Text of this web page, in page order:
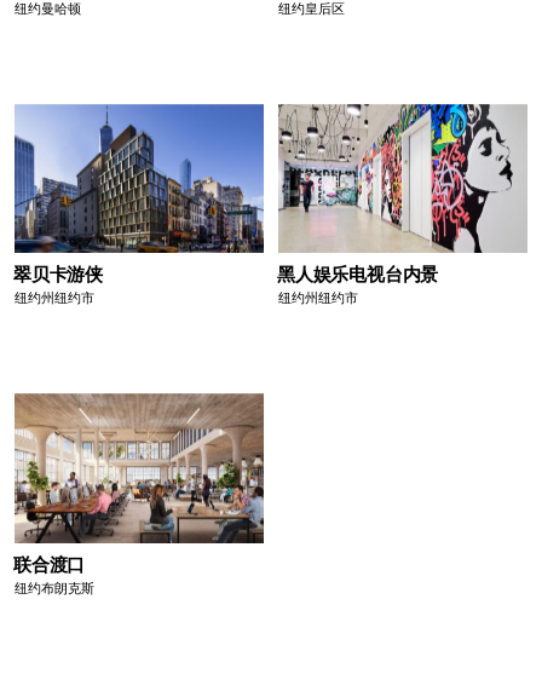
纽约曼哈顿 纽约皇后区
翠贝卡游侠
纽约州纽约市
黑人娱乐电视台内景
纽约州纽约市
联合渡口
纽约布朗克斯